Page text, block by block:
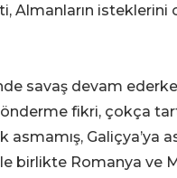
Almanların
savaş devam
fikri, çokça
asmamış,
birlikte Romanya ve